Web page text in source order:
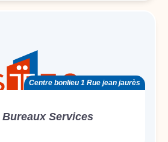
Centre bonlieu 1 Rue jean jaurès
Services